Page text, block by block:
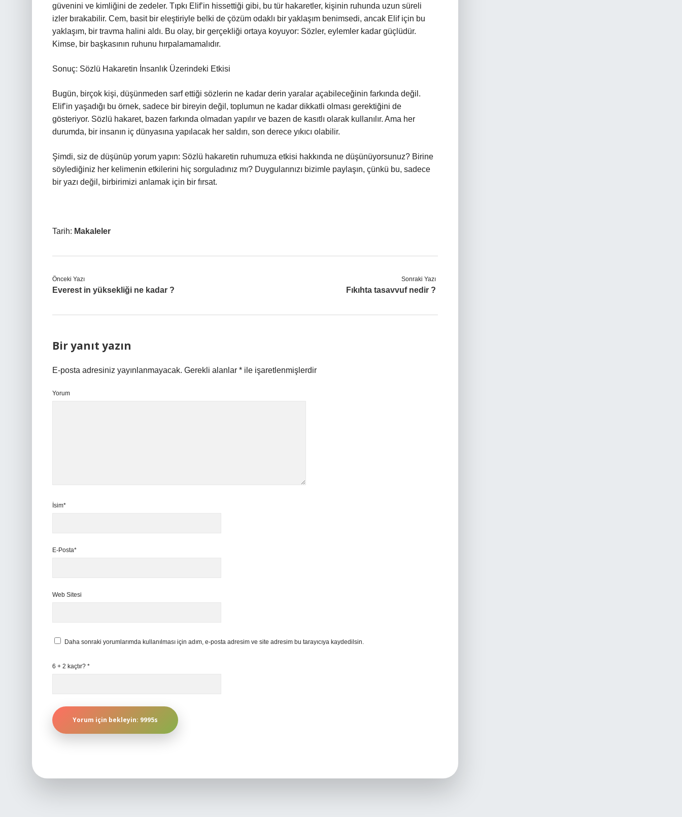
güvenini ve kimliğini de zedeler. Tıpkı Elif’in hissettiği gibi, bu tür hakaretler, kişinin ruhunda uzun süreli
izler bırakabilir. Cem, basit bir eleştiriyle belki de çözüm odaklı bir yaklaşım benimsedi, ancak Elif için bu
yaklaşım, bir travma halini aldı. Bu olay, bir gerçekliği ortaya koyuyor: Sözler, eylemler kadar güçlüdür.
Kimse, bir başkasının ruhunu hırpalamamalıdır.
Sonuç: Sözlü Hakaretin İnsanlık Üzerindeki Etkisi
Bugün, birçok kişi, düşünmeden sarf ettiği sözlerin ne kadar derin yaralar açabileceğinin farkında değil.
Elif’in yaşadığı bu örnek, sadece bir bireyin değil, toplumun ne kadar dikkatli olması gerektiğini de
gösteriyor. Sözlü hakaret, bazen farkında olmadan yapılır ve bazen de kasıtlı olarak kullanılır. Ama her
durumda, bir insanın iç dünyasına yapılacak her saldırı, son derece yıkıcı olabilir.
Şimdi, siz de düşünüp yorum yapın: Sözlü hakaretin ruhumuza etkisi hakkında ne düşünüyorsunuz? Birine
söylediğiniz her kelimenin etkilerini hiç sorguladınız mı? Duygularınızı bizimle paylaşın, çünkü bu, sadece
bir yazı değil, birbirimizi anlamak için bir fırsat.
Tarih: Makaleler
Önceki Yazı
Everest in yüksekliği ne kadar ?
Sonraki Yazı
Fıkıhta tasavvuf nedir ?
Bir yanıt yazın
E-posta adresiniz yayınlanmayacak. Gerekli alanlar * ile işaretlenmişlerdir
Yorum
İsim*
E-Posta*
Web Sitesi
Daha sonraki yorumlarımda kullanılması için adım, e-posta adresim ve site adresim bu tarayıcıya kaydedilsin.
6 + 2 kaçtır? *